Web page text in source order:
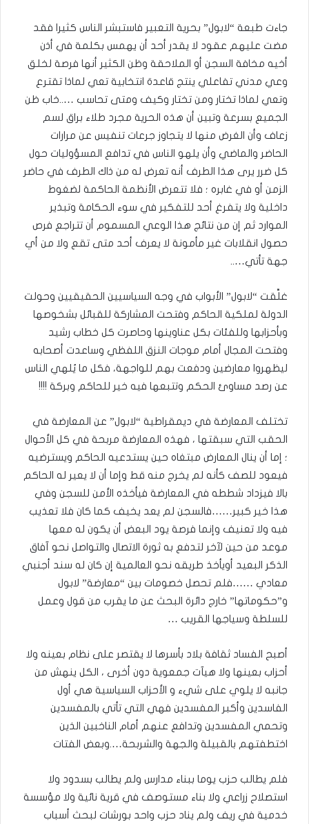
جاءت طبعة “لابول” بحرية التعبير فاستبشر الناس كثيرا فقد
مضت عليهم عقود لا يقدر أحد أن يهمس بكلمة في أذن
أخيه مخافة السجن أو الملاحقة وظن الكثير أنها فرصة لخلق
وعي مدني تفاعلي ينتج قاعدة انتخابية تعي لماذا تقترع
وتعي لماذا تختار ومن تختار وكيف ومتى تحاسب …..خاب ظن
الجميع بسرعة وتبين أن هذه الحرية مجرد طلاء براق لسم
زعاف وأن الغرض منها لا يتجاوز جرعات تنفيس عن مرارات
الحاضر والماضي وأن يلهو الناس في تدافع المسؤوليات حول
كل ضرر يرى هذا الطرف أنه تعرض له من ذاك الطرف في حاضر
الزمن أو في غابره ؛ فلا تتعرض الأنظمة الحاكمة لضغوط
داخلية ولا يتفرغ أحد للتفكير في سوء الحكامة وتبذير
الموارد ثم إن من نتائج هذا الوعي المسموم أن تتراجع فرص
حصول انقلابات غير مأمونة لا يعرف أحد متى تقع ولا من أي
جهة تأتي…..
غلَّقت “لابول” الأبواب في وجه السياسيين الحقيقيين وحولت
الدولة لملكية الحاكم وفتحت المشاركة للقبائل بشخوصها
وبأحزابها وللفئات بكل عناوينها وحاصرت كل خطاب رشيد
وفتحت المجال أمام موجات النزق اللفظي وساعدت أصحابه
ليظهروا معارضين ودفعت بهم للواجهة، فكل ما يُلهي الناس
عن رصد مساوئ الحكم وتتبعها فيه خير للحاكم وبركة !!!!
تختلف المعارضة في ديمقراطية “لابول” عن المعارضة في
الحقب التي سبقتها ، فهذه المعارضة مربحة في كل الأحوال
؛ إما أن ينال المعارض مبتغاه حين يستدعيه الحاكم ويسترضيه
فيعود للصف كأنه لم يخرج منه قط وإما أن لا يعير له الحاكم
بالا فيزداد شططه في المعارضة فيأخذه الأمن للسجن وفي
هذا خير كبير……فالسجن لم يعد يخيف كما كان فلا تعذيب
فيه ولا تعنيف وإنما فرصة يود البعض أن يكون له معها
موعد من حين لآخر لتدفع به ثورة الاتصال والتواصل نحو آفاق
الذكر البعيد أويأخذ طريقه نحو العالمية إن كان له سند أجنبي
معادي ……فلم تحصل خصومات بين “معارضة” لابول
و”حكوماتها” خارج دائرة البحث عن ما يقرب من قول وعمل
للسلطة وسياجها القريب …
أصبح الفساد ثقافة بلاد بأسرها لا يقتصر على نظام بعينه ولا
أحزاب بعينها ولا هيآت جمعوية دون أخرى ، الكل ينهش من
جانبه لا يلوي على شيء و الأحزاب السياسية هي أول
الفاسدين وأكبر المفسدين فهي التي تأتي بالمفسدين
وتحمي المفسدين وتدافع عنهم أمام الناخبين الذين
اختطفتهم بالقبيلة والجهة والشربحة….وبعض الفتات
فلم يطالب حزب يوما ببناء مدارس ولم يطالب بسدود ولا
استصلاح زراعي ولا بناء مستوصف في قرية نائية ولا مؤسسة
خدمية في ريف ولم يناد حزب واحد بورشات لبحث أسباب